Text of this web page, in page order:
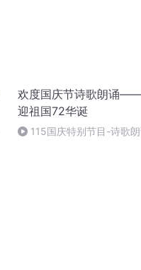
欢度国庆节诗歌朗诵
迎祖国72华诞
115国庆特别节目-诗歌